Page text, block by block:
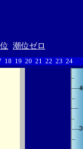
潮位ゼロ
18 19 20 21 22 23 24